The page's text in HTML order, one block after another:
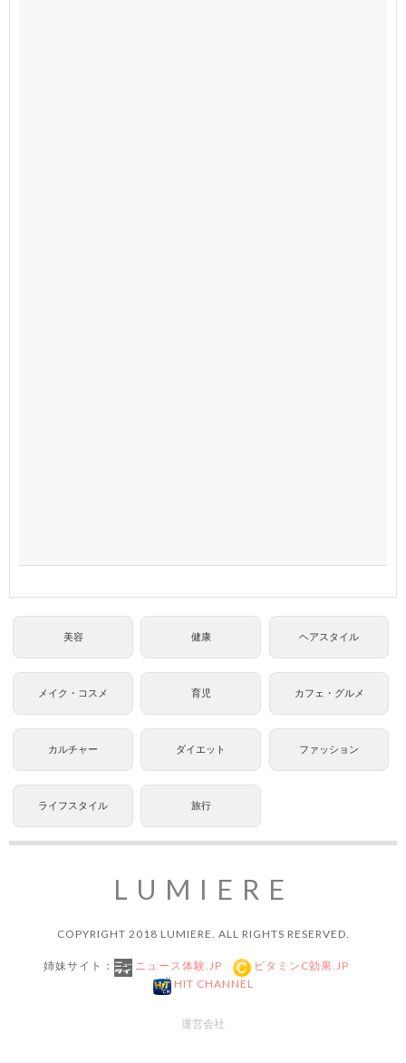
美容 健康 ヘアスタイル
メイク・コスメ 育児 カフェ・グルメ
カルチャー ダイエット ファッション
ライフスタイル 旅行
LUMIERE
COPYRIGHT 2018 LUMIERE. ALL RIGHTS RESERVED.
姉妹サイト： ニュース体験.JP
ビタミンC効果.JP
HIT CHANNEL
運営会社